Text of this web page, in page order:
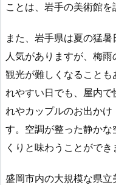
ことは、岩手の美術館を
また、岩手県は夏の猛
人気がありますが、梅
観光が難しくなること
れやすい日でも、屋内
れやカップルのお出か
す。空調が整った静か
くりと味わうことができ
盛岡市内の大規模な県